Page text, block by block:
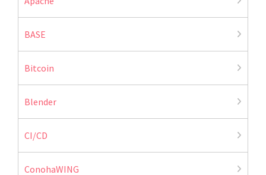
BASE
Bitcoin
Blender
CI/CD
ConohaWING